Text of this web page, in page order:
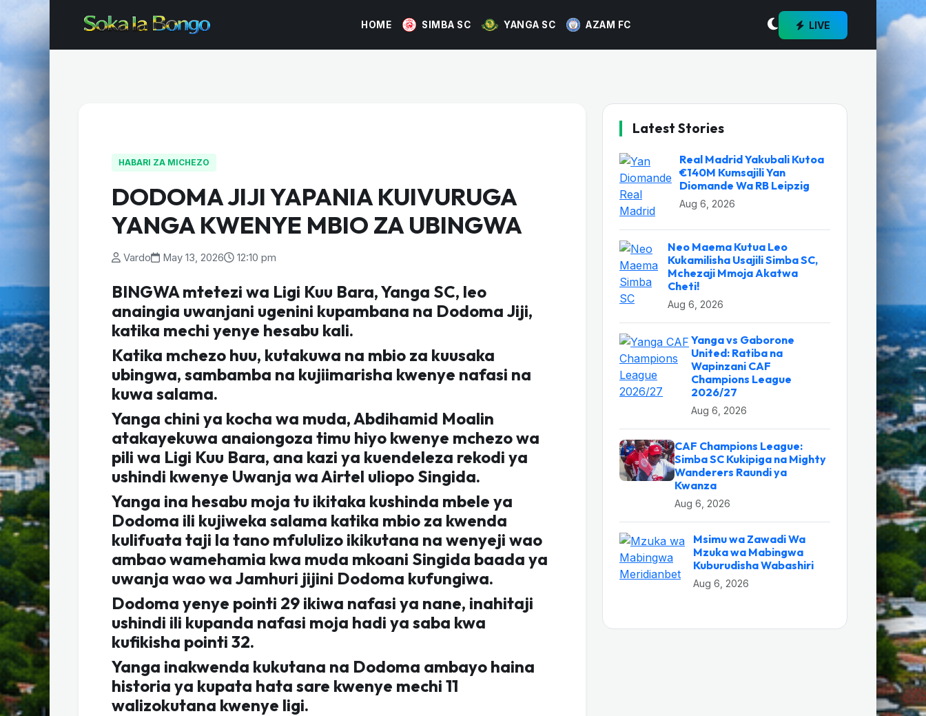
HOME SIMBA SC YANGA SC AZAM FC LIVE
HABARI ZA MICHEZO
DODOMA JIJI YAPANIA KUIVURUGA
YANGA KWENYE MBIO ZA UBINGWA
Vardo May 13, 2026 12:10 pm
BINGWA mtetezi wa Ligi Kuu Bara, Yanga SC, leo
anaingia uwanjani ugenini kupambana na Dodoma Jiji,
katika mechi yenye hesabu kali.
Katika mchezo huu, kutakuwa na mbio za kuusaka
ubingwa, sambamba na kujiimarisha kwenye nafasi na
kuwa salama.
Yanga chini ya kocha wa muda, Abdihamid Moalin
atakayekuwa anaiongoza timu hiyo kwenye mchezo wa
pili wa Ligi Kuu Bara, ana kazi ya kuendeleza rekodi ya
ushindi kwenye Uwanja wa Airtel uliopo Singida.
Yanga ina hesabu moja tu ikitaka kushinda mbele ya
Dodoma ili kujiweka salama katika mbio za kwenda
kulifuata taji la tano mfululizo ikikutana na wenyeji wao
ambao wamehamia kwa muda mkoani Singida baada ya
uwanja wao wa Jamhuri jijini Dodoma kufungiwa.
Dodoma yenye pointi 29 ikiwa nafasi ya nane, inahitaji
ushindi ili kupanda nafasi moja hadi ya saba kwa
kufikisha pointi 32.
Yanga inakwenda kukutana na Dodoma ambayo haina
historia ya kupata hata sare kwenye mechi 11
walizokutana kwenye ligi.
Latest Stories
Real Madrid Yakubali Kutoa
€140M Kumsajili Yan
Diomande Wa RB Leipzig
Aug 6, 2026
Neo Maema Kutua Leo
Kukamilisha Usajili Simba SC,
Mchezaji Mmoja Akatwa
Cheti!
Aug 6, 2026
Yanga vs Gaborone
United: Ratiba na
Wapinzani CAF
Champions League
2026/27
Aug 6, 2026
CAF Champions League:
Simba SC Kukipiga na Mighty
Wanderers Raundi ya
Kwanza
Aug 6, 2026
Msimu wa Zawadi Wa
Mzuka wa Mabingwa
Kuburudisha Wabashiri
Aug 6, 2026